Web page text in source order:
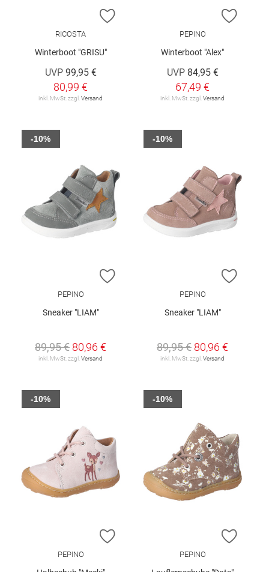
ZUR WUNSCHLISTE HINZUFÜGEN
RICOSTA
Winterboot "GRISU"
UVP 99,95 €
80,99 €
inkl. MwSt. zzgl. Versand
ZUR
PEPINO
Winterboot "Alex"
UVP 84,95 €
67,49 €
inkl. MwSt. zzgl. Versand
ZUR WUNSCHLISTE HINZUFÜGEN
PEPINO
Sneaker "LIAM"
89,95 € 80,96 €
inkl. MwSt. zzgl. Versand
-10%
ZUR
PEPINO
Sneaker "LIAM"
89,95 € 80,96 €
inkl. MwSt. zzgl. Versand
-10%
ZUR WUNSCHLISTE HINZUFÜGEN
PEPINO
-10%
ZUR
PEPINO
-10%